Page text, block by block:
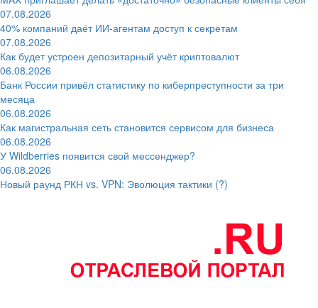
07.08.2026
40% компаний даёт ИИ‑агентам доступ к секретам
07.08.2026
Как будет устроен депозитарный учёт криптовалют
06.08.2026
Банк России привёл статистику по киберпреступности за три
месяца
06.08.2026
Как магистральная сеть становится сервисом для бизнеса
06.08.2026
У Wildberries появится свой мессенджер?
06.08.2026
Новый раунд РКН vs. VPN: Эволюция тактики (?)